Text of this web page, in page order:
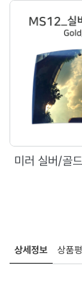
미러 실버/골드 MS12_Gold (반미러)
상세정보 상품평